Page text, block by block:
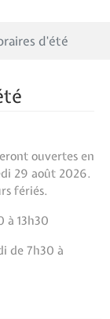
d'été
ouvertes en
29 août 2026.
fériés.
à 13h30
de 7h30 à